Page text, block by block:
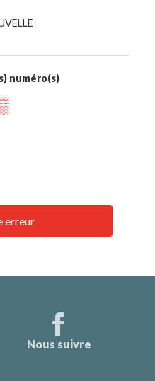
numéro(s)
erreur
Nous suivre